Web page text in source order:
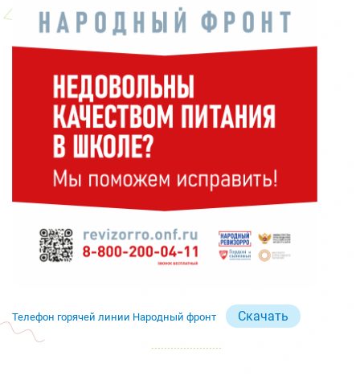
Телефон горячей линии Народный фронт Скачать